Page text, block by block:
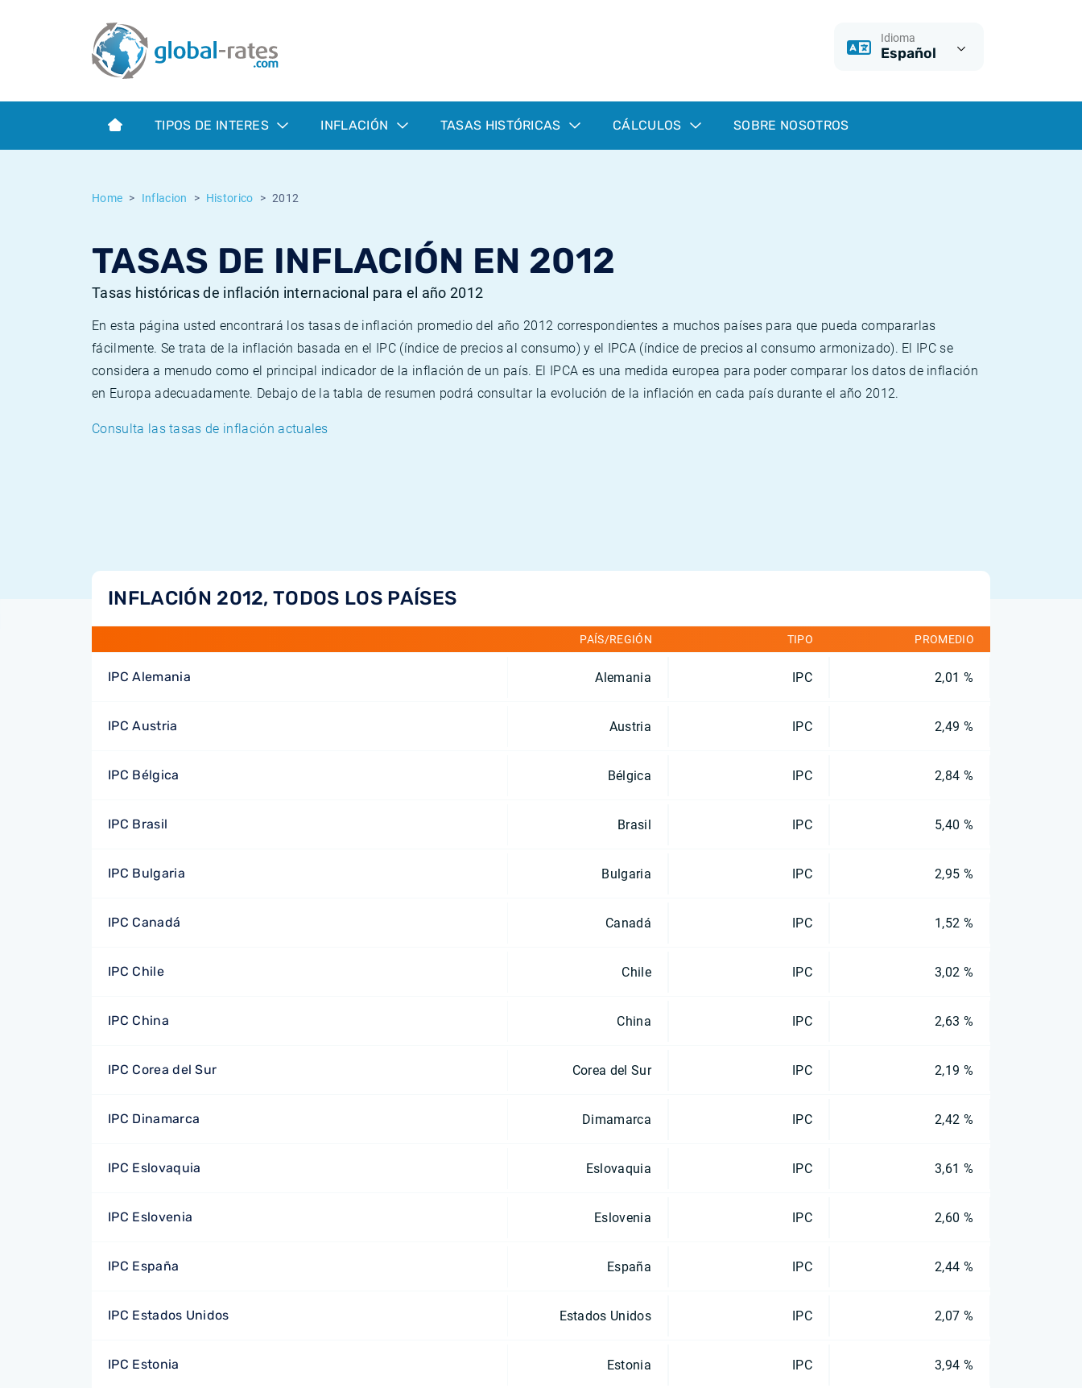
Idioma
Español
TIPOS DE INTERES INFLACIÓN TASAS HISTÓRICAS CÁLCULOS SOBRE NOSOTROS
Home Inflacion Historico 2012
TASAS DE INFLACIÓN EN 2012
Tasas históricas de inflación internacional para el año 2012
En esta página usted encontrará los tasas de inflación promedio del año 2012 correspondientes a muchos países para que pueda compararlas
fácilmente. Se trata de la inflación basada en el IPC (índice de precios al consumo) y el IPCA (índice de precios al consumo armonizado). El IPC se
considera a menudo como el principal indicador de la inflación de un país. El IPCA es una medida europea para poder comparar los datos de inflación
en Europa adecuadamente. Debajo de la tabla de resumen podrá consultar la evolución de la inflación en cada país durante el año 2012.
Consulta las tasas de inflación actuales
INFLACIÓN 2012, TODOS LOS PAÍSES
PAÍS/REGIÓN TIPO PROMEDIO
IPC Alemania Alemania IPC 2,01 %
IPC Austria Austria IPC 2,49 %
IPC Bélgica Bélgica IPC 2,84 %
IPC Brasil Brasil IPC 5,40 %
IPC Bulgaria Bulgaria IPC 2,95 %
IPC Canadá Canadá IPC 1,52 %
IPC Chile Chile IPC 3,02 %
IPC China China IPC 2,63 %
IPC Corea del Sur Corea del Sur IPC 2,19 %
IPC Dinamarca Dimamarca IPC 2,42 %
IPC Eslovaquia Eslovaquia IPC 3,61 %
IPC Eslovenia Eslovenia IPC 2,60 %
IPC España España IPC 2,44 %
IPC Estados Unidos Estados Unidos IPC 2,07 %
IPC Estonia Estonia IPC 3,94 %
Term SOFR
¿Qué es la inflación IPC?
¿Qué es la inflación IPCA?
Inflación Mexicano - IPC
Euribor - histórico
ESTER - histórico
Calculadora de inflación